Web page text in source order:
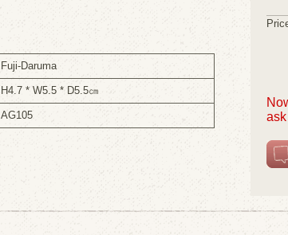
Fuji-Daruma
H4.7 * W5.5 * D5.5㎝
AG105